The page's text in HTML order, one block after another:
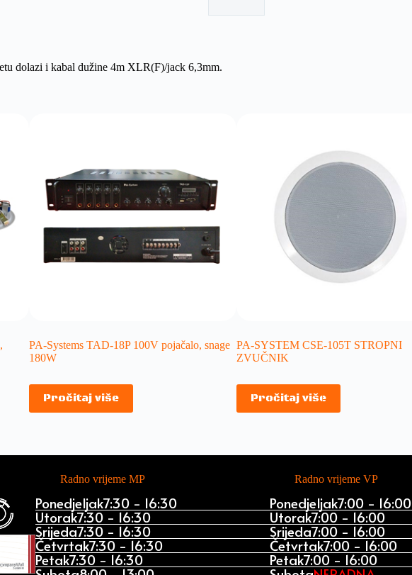
dolazi i kabal dužine 4m XLR(F)/jack 6,3mm.
PA-Systems TAD-18P 100V pojačalo, snage
180W
Pročitaj više
PA-SYSTEM CSE-105T STROPNI
ZVUČNIK
Pročitaj više
Radno vrijeme MP
Ponedjeljak7:30 - 16:30
Utorak7:30 - 16:30
Srijeda7:30 - 16:30
Četvrtak7:30 - 16:30
Petak7:30 - 16:30
Radno vrijeme VP
Ponedjeljak7:00 - 16:00
Utorak7:00 - 16:00
Srijeda7:00 - 16:00
Četvrtak7:00 - 16:00
Petak7:00 - 16:00